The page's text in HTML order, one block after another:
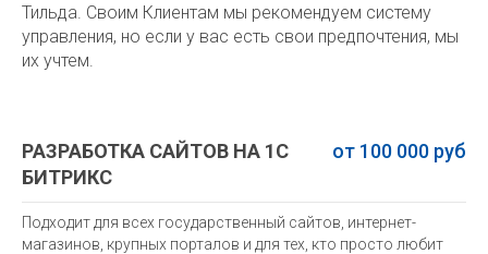
Тильда. Своим Клиентам мы рекомендуем систему
управления, но если у вас есть свои предпочтения, мы
их учтем.
РАЗРАБОТКА САЙТОВ НА 1С
БИТРИКС
от 100 000 руб
Подходит для всех государственный сайтов, интернет-
магазинов, крупных порталов и для тех, кто просто любит